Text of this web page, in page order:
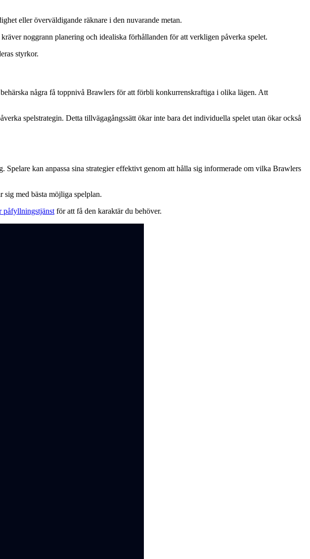
eller överväldigande räknare i den nuvarande metan.
noggrann planering och idealiska förhållanden för att verkligen påverka spelet.
styrkor.
några få toppnivå Brawlers för att förbli konkurrenskraftiga i olika lägen. Att
spelstrategin. Detta tillvägagångssätt ökar inte bara det individuella spelet utan ökar också
kan anpassa sina strategier effektivt genom att hålla sig informerade om vilka Brawlers
sig med bästa möjliga spelplan.
påfyllningstjänst för att få den karaktär du behöver.